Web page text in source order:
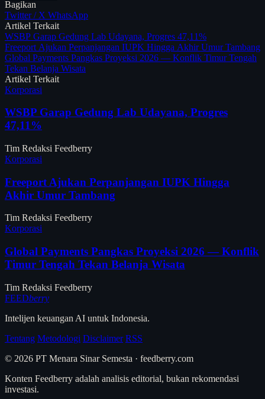
Bagikan
Twitter / X WhatsApp
Artikel Terkait
WSBP Garap Gedung Lab Udayana, Progres 47,11%
Freeport Ajukan Perpanjangan IUPK Hingga Akhir Umur Tambang
Global Payments Pangkas Proyeksi 2026 — Konflik Timur Tengah
Tekan Belanja Wisata
Artikel Terkait
Korporasi
WSBP Garap Gedung Lab Udayana, Progres
47,11%
Tim Redaksi Feedberry
Korporasi
Freeport Ajukan Perpanjangan IUPK Hingga
Akhir Umur Tambang
Tim Redaksi Feedberry
Korporasi
Global Payments Pangkas Proyeksi 2026 — Konflik
Timur Tengah Tekan Belanja Wisata
Tim Redaksi Feedberry
FEEDberry
Intelijen keuangan AI untuk Indonesia.
Tentang Metodologi Disclaimer RSS
© 2026 PT Menara Sinar Semesta · feedberry.com
Konten Feedberry adalah analisis editorial, bukan rekomendasi
investasi.